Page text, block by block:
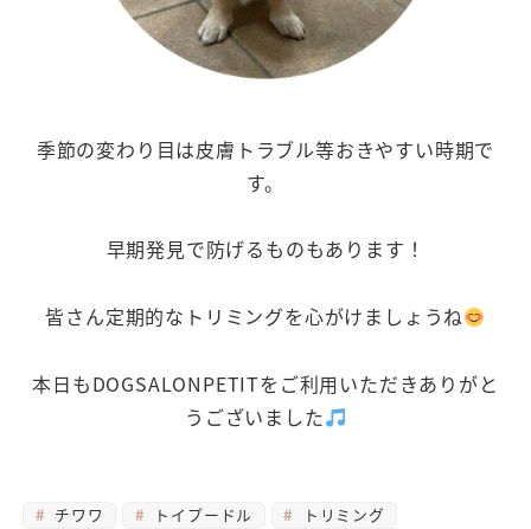
季節の変わり目は皮膚トラブル等おきやすい時期で
す。
早期発見で防げるものもあります！
皆さん定期的なトリミングを心がけましょうね
本日もDOGSALONPETITをご利用いただきありがと
うございました
チワワ トイプードル
トリミング